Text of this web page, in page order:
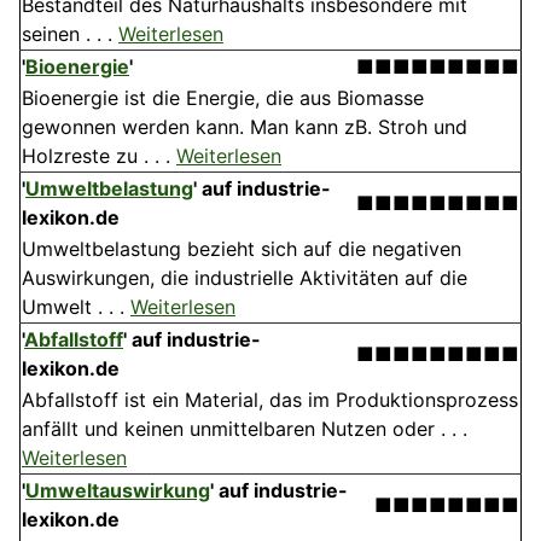
Bestandteil des Naturhaushalts insbesondere mit
seinen . . . Weiterlesen
'Bioenergie'
■■■■■■■■■
Bioenergie ist die Energie, die aus Biomasse
gewonnen werden kann. Man kann zB. Stroh und
Holzreste zu . . . Weiterlesen
'Umweltbelastung' auf industrie-
lexikon.de
■■■■■■■■■
Umweltbelastung bezieht sich auf die negativen
Auswirkungen, die industrielle Aktivitäten auf die
Umwelt . . . Weiterlesen
'Abfallstoff' auf industrie-
lexikon.de
■■■■■■■■■
Abfallstoff ist ein Material, das im Produktionsprozess
anfällt und keinen unmittelbaren Nutzen oder . . .
Weiterlesen
'Umweltauswirkung' auf industrie-
lexikon.de
■■■■■■■■